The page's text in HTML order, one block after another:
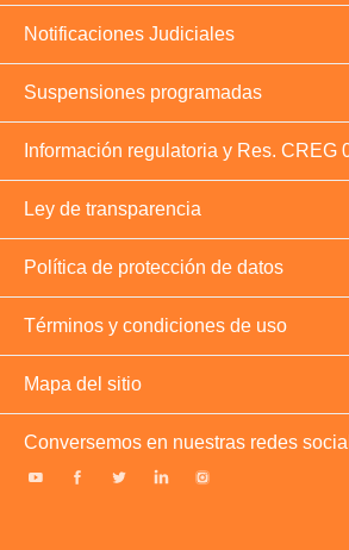
Notificaciones Judiciales
Suspensiones programadas
Información regulatoria y Res. CREG
Ley de transparencia
Política de protección de datos
Términos y condiciones de uso
Mapa del sitio
Conversemos en nuestras redes